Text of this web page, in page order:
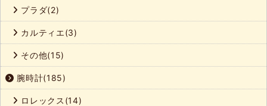
プラダ(2)
カルティエ(3)
その他(15)
腕時計(185)
ロレックス(14)